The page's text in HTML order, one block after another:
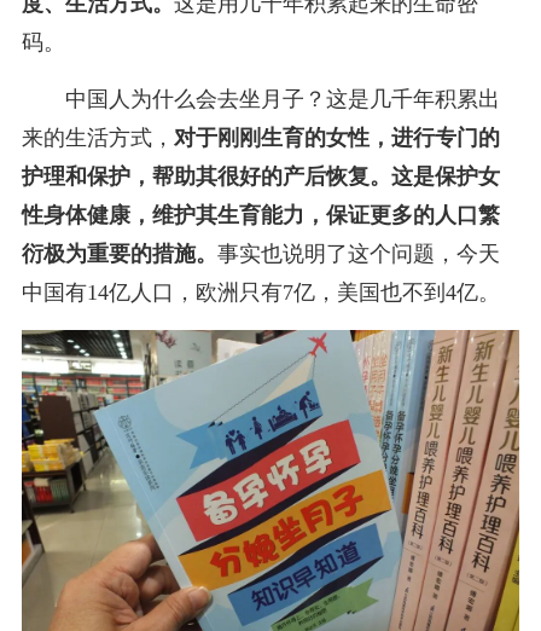
码。
中国人为什么会去坐月子？这是几千年积累出
来的生活方式， 对于刚刚生育的女性，进行专门的
护理和保护，帮助其很好的产后恢复。这是保护女
性身体健康，维护其生育能力，保证更多的人口繁
衍极为重要的措施。 事实也说明了这个问题，今天
中国有14亿人口，欧洲只有7亿，美国也不到4亿。